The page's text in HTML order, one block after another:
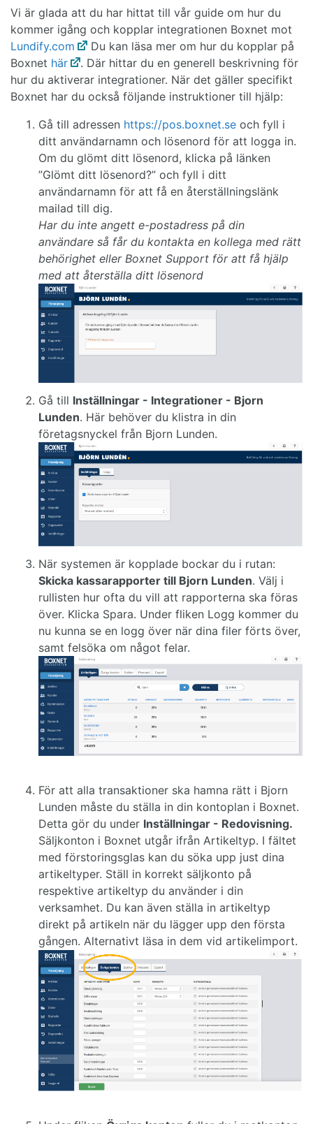
Vi är glada att du har hittat till vår guide om hur du
kommer igång och kopplar integrationen Boxnet mot
Lundify.com
Du kan läsa mer om hur du kopplar på
Boxnet här
. Där hittar du en generell beskrivning för
hur du aktiverar integrationer. När det gäller specifikt
Boxnet har du också följande instruktioner till hjälp:
Gå till adressen https://pos.boxnet.se och fyll i
ditt användarnamn och lösenord för att logga in.
Om du glömt ditt lösenord, klicka på länken
”Glömt ditt lösenord?” och fyll i ditt
användarnamn för att få en återställningslänk
mailad till dig.
Har du inte angett e-postadress på din
användare så får du kontakta en kollega med rätt
behörighet eller Boxnet Support för att få hjälp
med att återställa ditt lösenord
Gå till Inställningar - Integrationer - Bjorn
Lunden. Här behöver du klistra in din
företagsnyckel från Bjorn Lunden.
När systemen är kopplade bockar du i rutan:
Skicka kassarapporter till Bjorn Lunden. Välj i
rullisten hur ofta du vill att rapporterna ska föras
över. Klicka Spara. Under fliken Logg kommer du
nu kunna se en logg över när dina filer förts över,
samt felsöka om något felar.
För att alla transaktioner ska hamna rätt i Bjorn
Lunden måste du ställa in din kontoplan i Boxnet.
Detta gör du under Inställningar - Redovisning.
Säljkonton i Boxnet utgår ifrån Artikeltyp. I fältet
med förstoringsglas kan du söka upp just dina
artikeltyper. Ställ in korrekt säljkonto på
respektive artikeltyp du använder i din
verksamhet. Du kan även ställa in artikeltyp
direkt på artikeln när du lägger upp den första
gången. Alternativt läsa in dem vid artikelimport.